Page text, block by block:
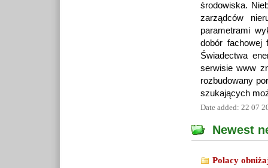
środowiska.
zarządców
parametrami
dobór fachowej
Świadectwa
serwisie www
rozbudowany
szukających
Date added: 22 07
Newest
Polacy